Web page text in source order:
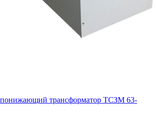
трансформатор ТСЗМ 63-